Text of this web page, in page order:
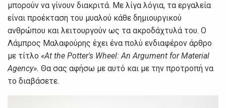
μπορούν να γίνουν διακριτά. Με λίγα λόγια, τα εργαλεία
είναι προέκταση του μυαλού κάθε δημιουργικού
ανθρώπου και λειτουργούν ως τα ακροδάχτυλά του. Ο
Λάμπρος Μαλαφούρης έχει ένα πολύ ενδιαφέρον άρθρο
με τίτλο «At the Potter's Wheel: An Argument for Material
Agency». Θα σας αφήσω με αυτό και με την προτροπή να
το διαβάσετε.